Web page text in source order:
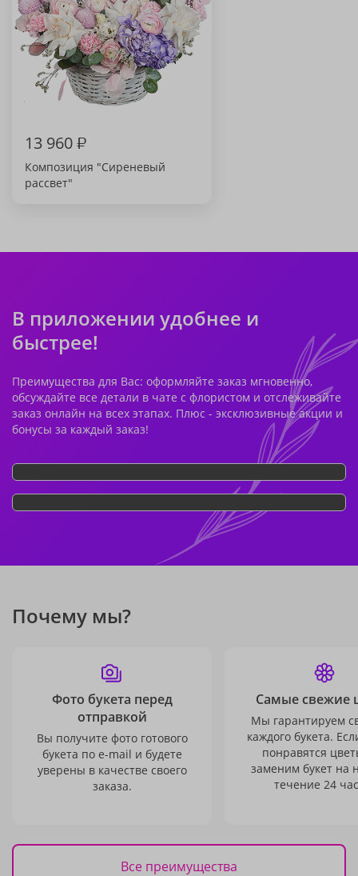
13 960₽
Композиция "Сиреневый
рассвет"
В приложении удобнее и
быстрее!
Преимущества для Вас: оформляйте заказ мгновенно,
обсуждайте все детали в чате с флористом и отслеживайте
заказ онлайн на всех этапах. Плюс - эксклюзивные акции и
бонусы за каждый заказ!
Почему мы?
Фото букета перед
отправкой
Вы получите фото готового
букета по e-mail и будете
уверены в качестве своего
заказа.
Самые свежие
Мы гарантируем
каждого букета.
понравятся
заменим букет на
течение 24
Все преимущества